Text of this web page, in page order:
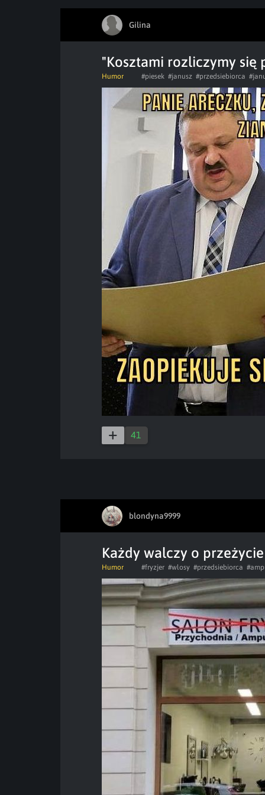
Gilina
"Kosztami rozliczymy się
Humor #piesek #janusz #przedsiebiorca
41
blondyna9999
Każdy walczy o przeżycie
Humor #fryzjer #wlosy #przedsiebiorca